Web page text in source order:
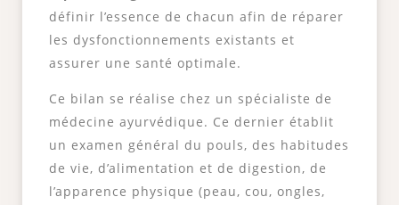
définir l’essence de chacun afin de réparer
les dysfonctionnements existants et
assurer une santé optimale.
Ce bilan se réalise chez un spécialiste de
médecine ayurvédique. Ce dernier établit
un examen général du pouls, des habitudes
de vie, d’alimentation et de digestion, de
l’apparence physique (peau, cou, ongles,